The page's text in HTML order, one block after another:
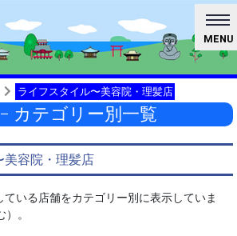
MENU
ライフスタイル〜美容院・理髪店
カテゴリー別一覧
美容院・理髪店
いる店舗をカテゴリー別に表示していま
。